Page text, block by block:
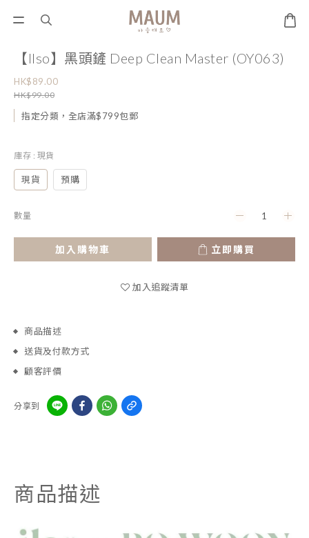
【Ilso】黑頭鏟 Deep Clean Master (OY063)
HK$89.00
HK$99.00
指定分類，全店滿$799包郵
庫存 : 現貨
現貨 預購
數量
加入購物車 立即購買
加入追蹤清單
商品描述
送貨及付款方式
顧客評價
分享到
商品描述